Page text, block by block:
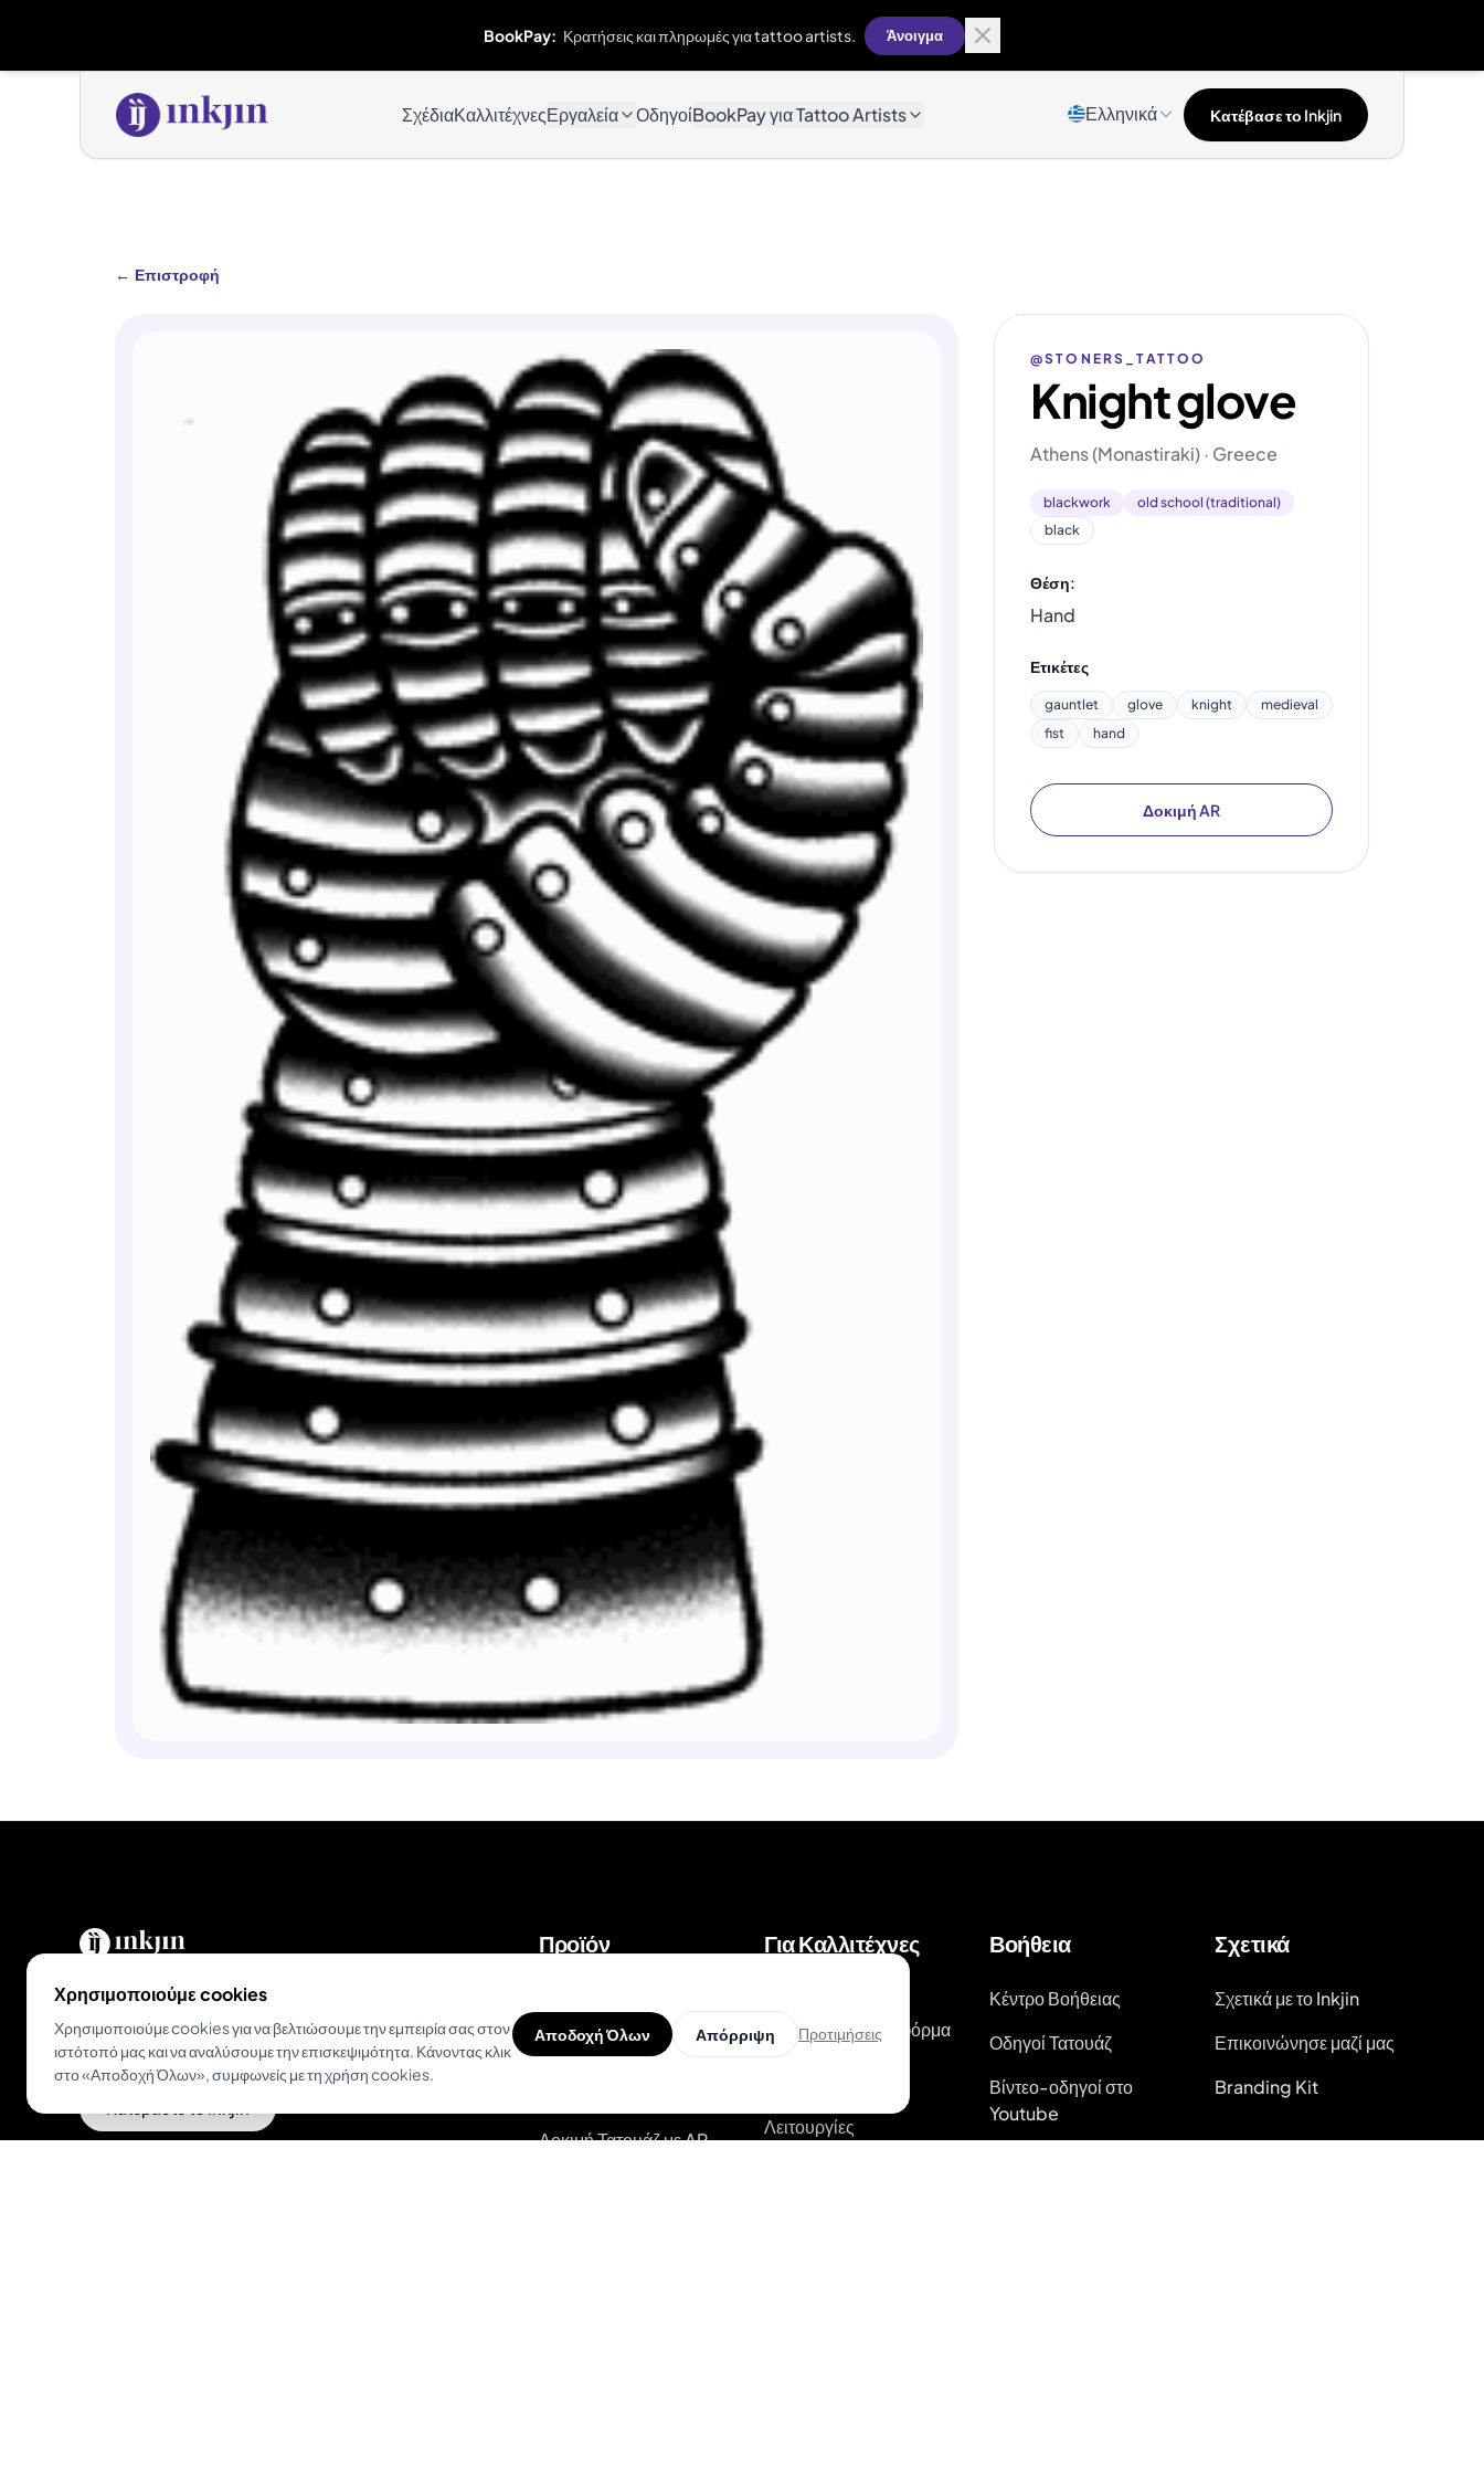
BookPay: Κρατήσεις και πληρωμές για tattoo artists. Άνοιγμα
ΣχέδιαΚαλλιτέχνεςΕργαλεία ΟδηγοίBookPay για Tattoo Artists Ελληνικά Κατέβασε το Inkjin
← Επιστροφή
@STONERS_TATTOO
Knight glove
Athens (Monastiraki) · Greece
blackwork
old school (traditional)
black
Θέση:
Hand
Ετικέτες
gauntlet glove knight
medieval
fist
hand
Δοκιμή AR
Ο πιο εύκολος τρόπος να μετατρέψεις μια ιδέα σε
τατουάζ.
Προϊόν
Σχέδια
Δοκιμή Τατουάζ με AR
Για Καλλιτέχνες
BookPay — Πλατφόρμα
Κρατήσεων για
Λειτουργίες
Βοήθεια
Κέντρο Βοήθειας
Οδηγοί Τατουάζ
Βίντεο-οδηγοί στο
Youtube
Σχετικά
Σχετικά με το Inkjin
Επικοινώνησε μαζί μας
Branding Kit
Χρησιμοποιούμε cookies
Χρησιμοποιούμε cookies για να βελτιώσουμε την εμπειρία σας στον
ιστότοπό μας και να αναλύσουμε την επισκεψιμότητα. Κάνοντας κλικ
στο «Αποδοχή Όλων», συμφωνείς με τη χρήση cookies.
Αποδοχή Όλων Απόρριψη Προτιμήσεις